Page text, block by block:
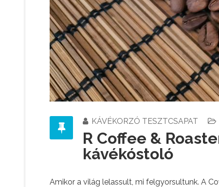
KÁVÉKORZÓ TESZTCSAPAT
R Coffee &
kávékóstoló
Amikor a világ lelassult, mi felgyorsultunk. A